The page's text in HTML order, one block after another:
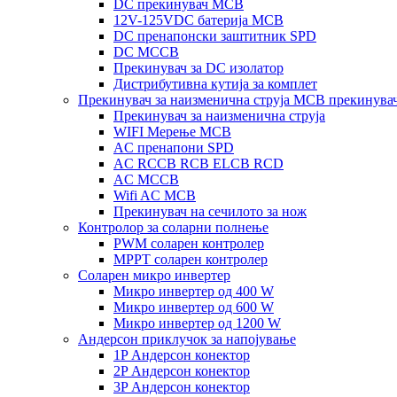
DC прекинувач MCB
12V-125VDC батерија MCB
DC пренапонски заштитник SPD
DC MCCB
Прекинувач за DC изолатор
Дистрибутивна кутија за комплет
Прекинувач за наизменична струја MCB
Прекинувач за наизменична струја
WIFI Мерење MCB
AC пренапони SPD
AC RCCB RCB ELCB RCD
AC MCCB
Wifi AC MCB
Прекинувач на сечилото за нож
Контролор за соларни полнење
PWM соларен контролер
MPPT соларен контролер
Соларен микро инвертер
Микро инвертер од 400 W
Микро инвертер од 600 W
Микро инвертер од 1200 W
Андерсон приклучок за напојување
1P Андерсон конектор
2P Андерсон конектор
3P Андерсон конектор